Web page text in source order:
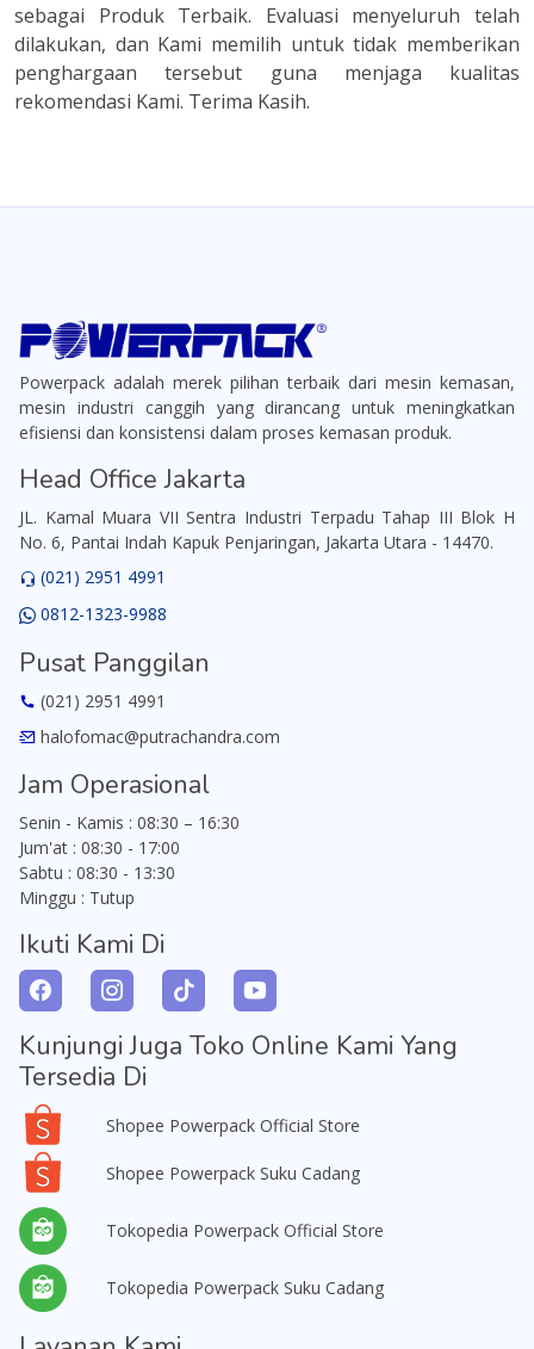
sebagai Produk Terbaik. Evaluasi menyeluruh telah
dilakukan, dan Kami memilih untuk tidak memberikan
penghargaan tersebut guna menjaga kualitas
rekomendasi Kami. Terima Kasih.
Powerpack adalah merek pilihan terbaik dari mesin kemasan,
mesin industri canggih yang dirancang untuk meningkatkan
efisiensi dan konsistensi dalam proses kemasan produk.
Head Office Jakarta
JL. Kamal Muara VII Sentra Industri Terpadu Tahap III Blok H
No. 6, Pantai Indah Kapuk Penjaringan, Jakarta Utara - 14470.
(021) 2951 4991
0812-1323-9988
Pusat Panggilan
(021) 2951 4991
halofomac@putrachandra.com
Jam Operasional
Senin - Kamis : 08:30 – 16:30
Jum'at : 08:30 - 17:00
Sabtu : 08:30 - 13:30
Minggu : Tutup
Ikuti Kami Di
Kunjungi Juga Toko Online Kami Yang
Tersedia Di
Shopee Powerpack Official Store
Shopee Powerpack Suku Cadang
Tokopedia Powerpack Official Store
Tokopedia Powerpack Suku Cadang